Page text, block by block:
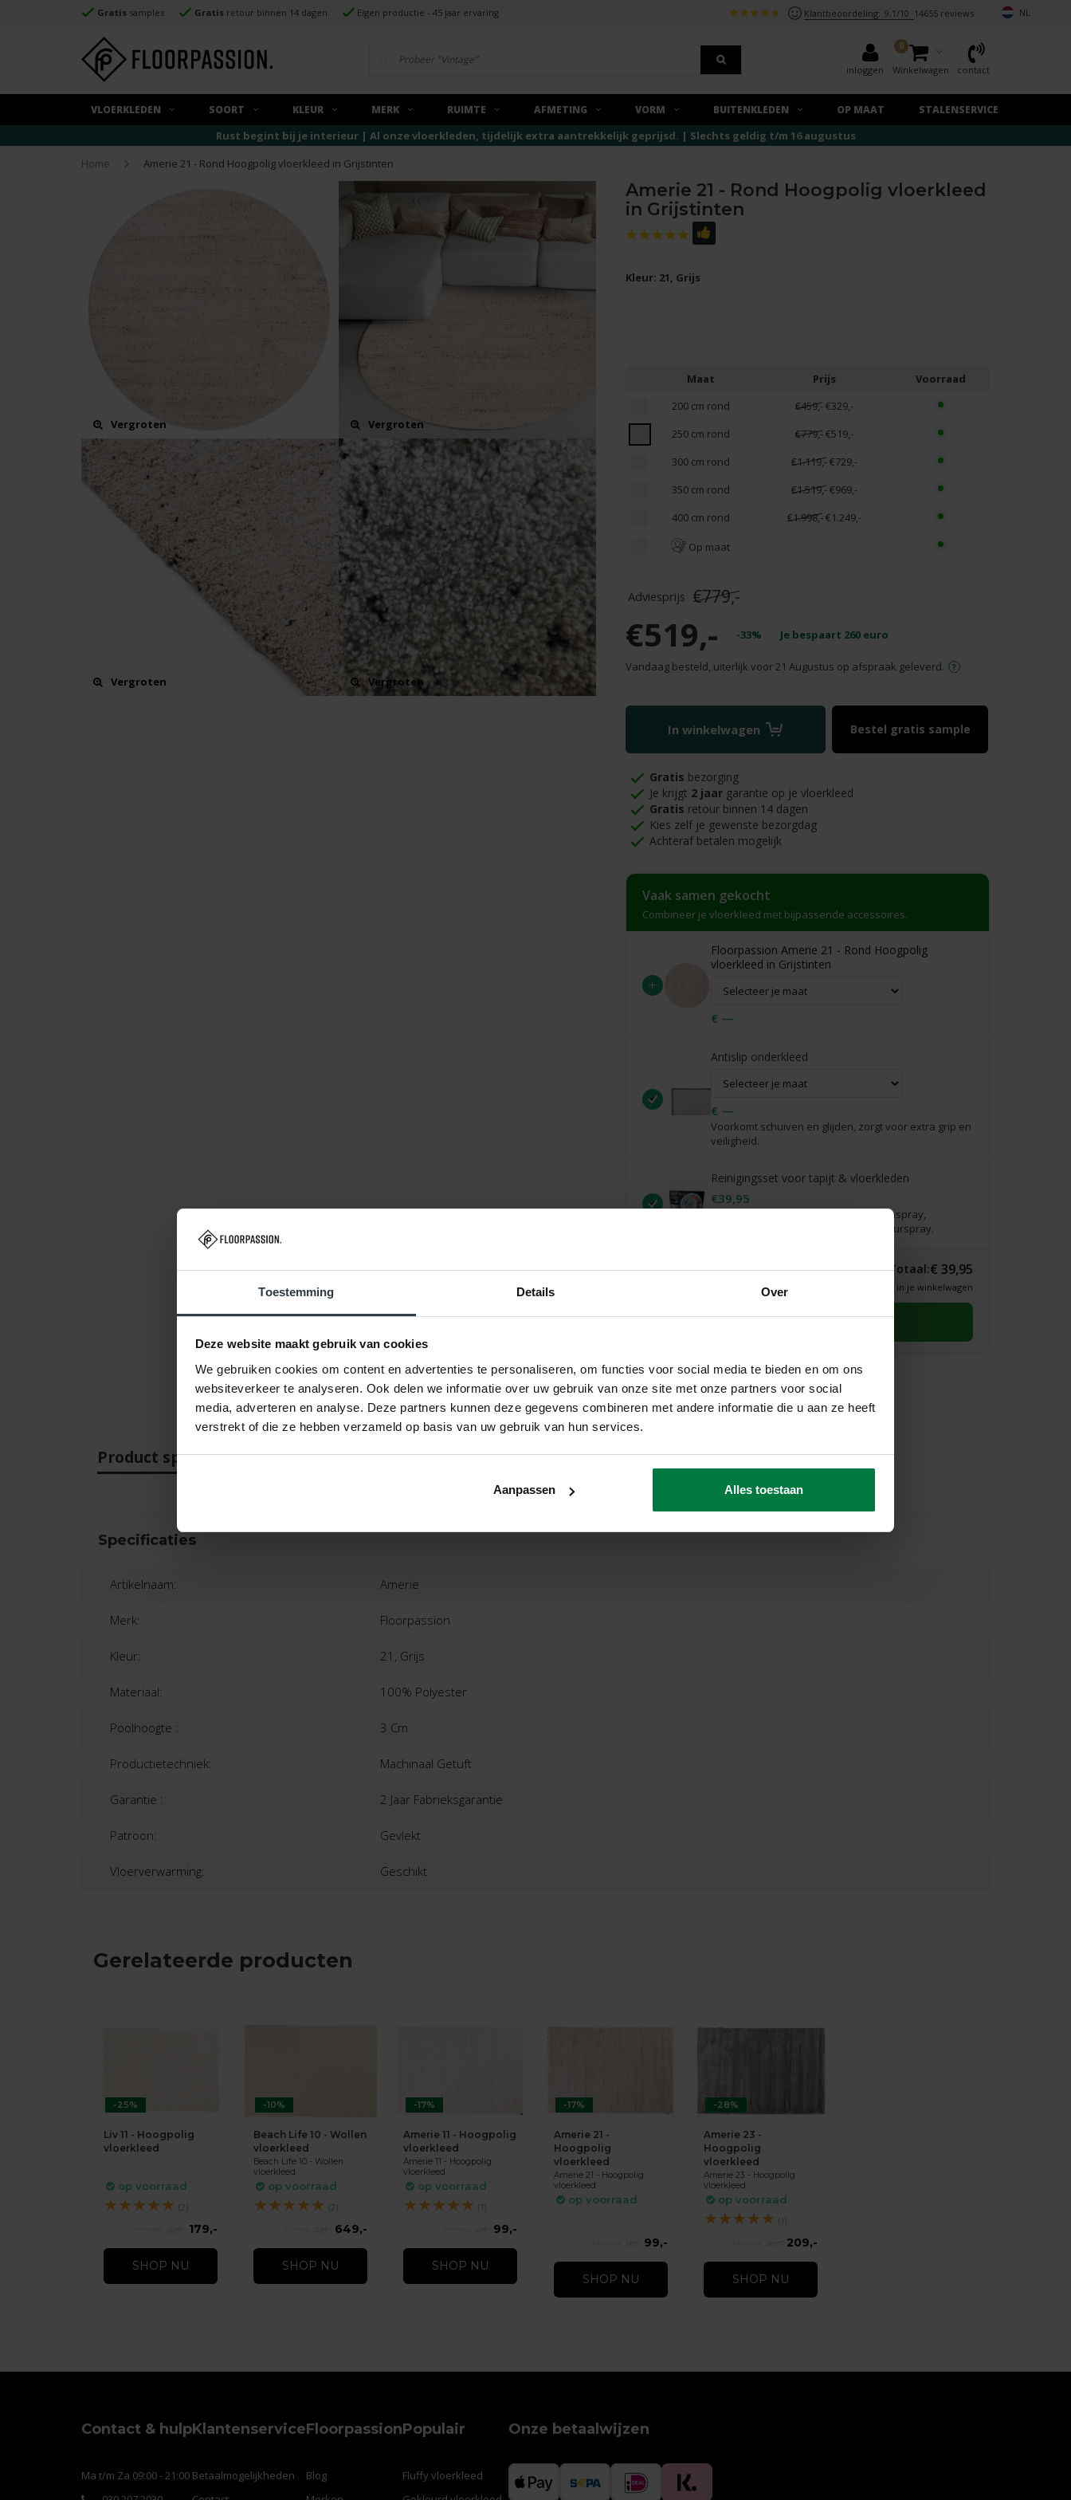
Toestemming Details Over
Deze website maakt gebruik van cookies
We gebruiken cookies om content en advertenties te personaliseren, om functies voor social media te bieden en om ons
websiteverkeer te analyseren. Ook delen we informatie over uw gebruik van onze site met onze partners voor social
media, adverteren en analyse. Deze partners kunnen deze gegevens combineren met andere informatie die u aan ze heeft
verstrekt of die ze hebben verzameld op basis van uw gebruik van hun services.
Aanpassen Alles toestaan
Gratis samples Gratis retour binnen 14 dagen. Eigen productie - 45 jaar ervaring Klantbeoordeling: 9,1/10 14655 reviews NL
inloggen
0
Winkelwagen contact
VLOERKLEDEN SOORT KLEUR MERK RUIMTE AFMETING VORM BUITENKLEDEN OP MAAT STALENSERVICE
Rust begint bij je interieur | Al onze vloerkleden, tijdelijk extra aantrekkelijk geprijsd. | Slechts geldig t/m 16 augustus
Home
Amerie 21 - Rond Hoogpolig vloerkleed in Grijstinten
Vergroten Vergroten
Vergroten Vergroten
Amerie 21 - Rond Hoogpolig vloerkleed
in Grijstinten
Kleur: 21, Grijs
Maat Prijs
Voorraad
200 cm rond
€459,-€329,-
250 cm rond
€779,-€519,-
300 cm rond
€1.119,-€729,-
350 cm rond
€1.519,-€969,-
400 cm rond
€1.998,-€1.249,-
Op maat
€779,-
€519,- -33% Je bespaart 260euro
Vandaag besteld, uiterlijk voor 21 Augustus op afspraak geleverd.
In winkelwagen Bestel gratis sample
Gratis bezorging
Je krijgt 2 jaargarantie op je vloerkleed
Gratis retour binnen 14 dagen
Kies zelf je gewenste bezorgdag
Achteraf betalen mogelijk
Vaak samen gekocht
Combineer je vloerkleed met bijpassende accessoires.
+
Floorpassion Amerie 21 - Rond Hoogpolig
vloerkleed in Grijstinten
€ —
Antislip onderkleed
€ —
Voorkomt schuiven en glijden, zorgt voor extra grip en
veiligheid.
Reinigingsset voor tapijt & vloerkleden
€39,95
Complete verzorgingsset: incl. vlekkenspray,
vlekkenwonder, handdoekje & interieurspray.
Totaal:€ 39,95
* Definitieve prijs zie je in je winkelwagen
Selecteer eerst een maat
Product specificaties Beoordelingen Product
Specificaties
Artikelnaam: Amerie
Merk: Floorpassion
Kleur: 21, Grijs
Materiaal: 100% Polyester
Poolhoogte : 3 Cm
Productietechniek: Machinaal Getuft
Garantie : 2 Jaar Fabrieksgarantie
Patroon: Gevlekt
Vloerverwarming: Geschikt
Gerelateerde producten
-25%
Liv 11 - Hoogpolig
vloerkleed
op voorraad
★★★★★ (2)
179,-
SHOP NU
-10%
Beach Life 10 - Wollen
vloerkleed
Beach Life 10 - Wollen
vloerkleed
op voorraad
★★★★★ (2)
649,-
SHOP NU
-17%
Amerie 11 - Hoogpolig
vloerkleed
Amerie 11 - Hoogpolig
vloerkleed
op voorraad
★★★★★ (1)
99,-
SHOP NU
-17%
Amerie 21 -
Hoogpolig
vloerkleed
Amerie 21 - Hoogpolig
vloerkleed
op voorraad
99,-
SHOP NU
-28%
Amerie 23 -
Hoogpolig
vloerkleed
Amerie 23 - Hoogpolig
vloerkleed
op voorraad
★★★★★ (1)
209,-
SHOP NU
Contact & hulp
Ma t/m Za 09:00 - 21:00
Klantenservice
Betaalmogelijkheden
Floorpassion
Blog
Populair
Fluffy vloerkleed
Onze betaalwijzen